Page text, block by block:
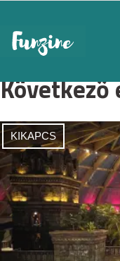
Következő
KIKAPCS